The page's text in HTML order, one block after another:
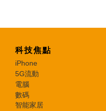
科技焦點
iPhone
5G流動
電腦
數碼
智能家居